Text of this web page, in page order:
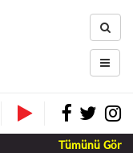
Tümünü Gör